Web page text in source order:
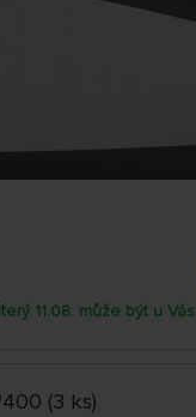
11.08. může být u Vás
(3 ks)